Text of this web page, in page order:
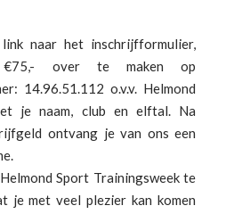
naar het inschrijfformulier,
over te maken op
14.96.51.112 o.v.v. Helmond
je naam, club en elftal. Na
ontvang je van ons een
Sport Trainingsweek te
je met veel plezier kan komen